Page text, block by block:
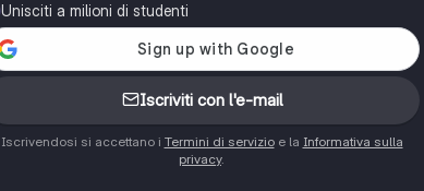
Unisciti a milioni di studenti
Iscriviti con l'e-mail
Iscrivendosi si accettano i Termini di servizioe la Informativa sulla
privacy.